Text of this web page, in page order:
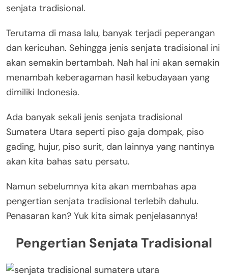
senjata tradisional.
Terutama di masa lalu, banyak terjadi peperangan
dan kericuhan. Sehingga jenis senjata tradisional ini
akan semakin bertambah. Nah hal ini akan semakin
menambah keberagaman hasil kebudayaan yang
dimiliki Indonesia.
Ada banyak sekali jenis senjata tradisional
Sumatera Utara seperti piso gaja dompak, piso
gading, hujur, piso surit, dan lainnya yang nantinya
akan kita bahas satu persatu.
Namun sebelumnya kita akan membahas apa
pengertian senjata tradisional terlebih dahulu.
Penasaran kan? Yuk kita simak penjelasannya!
Pengertian Senjata Tradisional